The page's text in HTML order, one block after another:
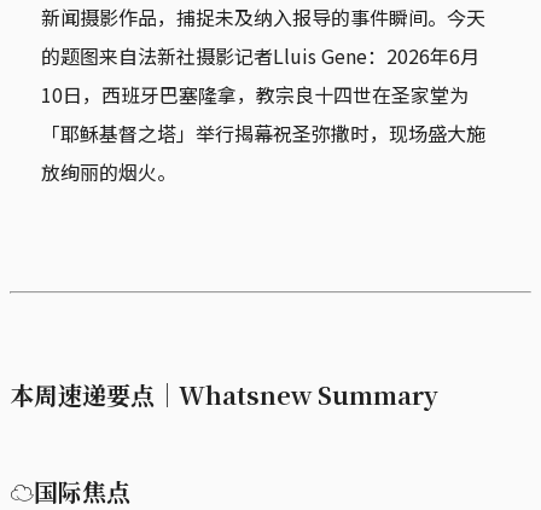
新闻摄影作品，捕捉未及纳入报导的事件瞬间。今天
的题图来自法新社摄影记者Lluis Gene：2026年6月
10日，西班牙巴塞隆拿，教宗良十四世在圣家堂为
「耶稣基督之塔」举行揭幕祝圣弥撒时，现场盛大施
放绚丽的烟火。
本周速递要点｜Whatsnew Summary
☁国际焦点